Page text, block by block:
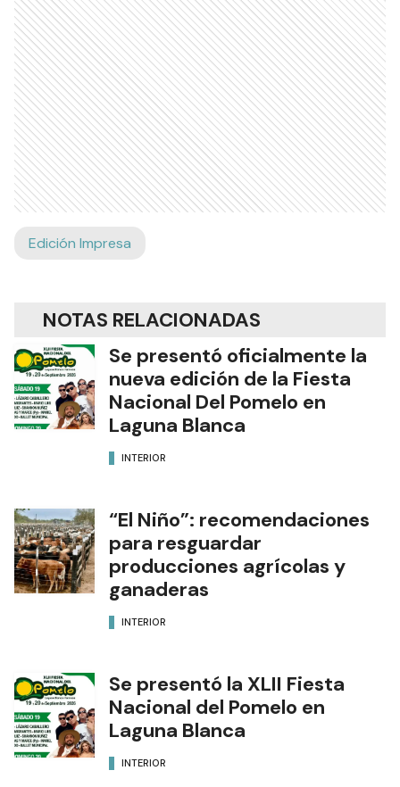
Edición Impresa
NOTAS RELACIONADAS
Se presentó oficialmente la
nueva edición de la Fiesta
Nacional Del Pomelo en
Laguna Blanca
INTERIOR
“El Niño”: recomendaciones
para resguardar
producciones agrícolas y
ganaderas
INTERIOR
Se presentó la XLII Fiesta
Nacional del Pomelo en
Laguna Blanca
INTERIOR